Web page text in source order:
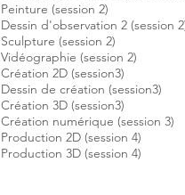
o
i
r
e
Peinture (session 2)
Dessin d'observation 2 (session
Sculpture (session 2)
Vidéographie (session 2)
Création 2D (session3)
Dessin de création (session3)
Création 3D (session3)
Création numérique (session 3)
Production 2D (session 4)
Production 3D (session 4)